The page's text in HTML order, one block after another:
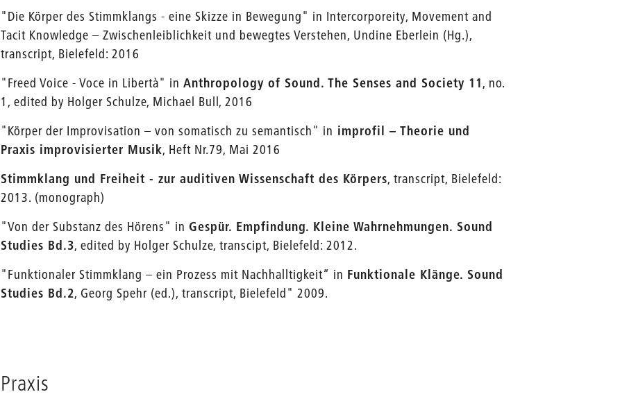
"Die Körper des Stimmklangs - eine Skizze in Bewegung" in Intercorporeity, Movement and
Tacit Knowledge – Zwischenleiblichkeit und bewegtes Verstehen, Undine Eberlein (Hg.),
transcript, Bielefeld: 2016
"Freed Voice - Voce in Libertà" inAnthropology of Sound. The Senses and Society 11, no.
1, edited by Holger Schulze, Michael Bull, 2016
"Körper der Improvisation – von somatisch zu semantisch" in improfil – Theorie und
Praxis improvisierter Musik, Heft Nr.79, Mai 2016
Stimmklang und Freiheit - zur auditiven Wissenschaft des Körpers, transcript, Bielefeld:
2013. (monograph)
"Von der Substanz des Hörens" inGespür. Empfindung. Kleine Wahrnehmungen. Sound
Studies Bd.3, edited by Holger Schulze, transcipt, Bielefeld: 2012.
"Funktionaler Stimmklang – ein Prozess mit Nachhalltigkeit“ in Funktionale Klänge. Sound
Studies Bd.2, Georg Spehr (ed.), transcript, Bielefeld" 2009.
Praxis